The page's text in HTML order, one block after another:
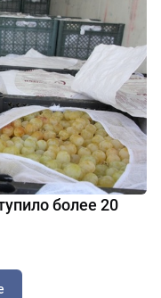
более 20